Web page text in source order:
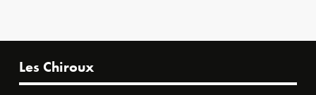
Les Chiroux